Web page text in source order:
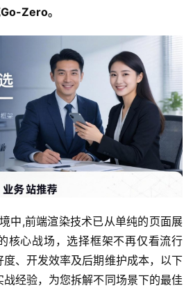
Zero。
中,前端渲染技术已从单纯的页面展
核心战场，选择框架不再仅看流行
度、开发效率及后期维护成本，以下
经验，为您拆解不同场景下的最佳